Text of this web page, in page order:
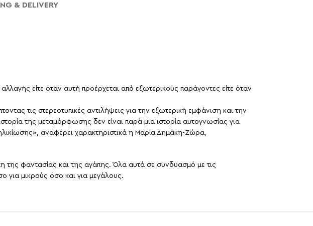
& DELIVERY
είτε όταν αυτή προέρχεται από εξωτερικούς παράγοντες είτε όταν
τις στερεοτυπικές αντιλήψεις για την εξωτερική εμφάνιση και την
της μεταμόρφωσης δεν είναι παρά μια ιστορία αυτογνωσίας για
αναφέρει χαρακτηριστικά η Μαρία Δημάκη-Ζώρα,
της φαντασίας και της αγάπης. Όλα αυτά σε συνδυασμό με τις
για μικρούς όσο και για μεγάλους.